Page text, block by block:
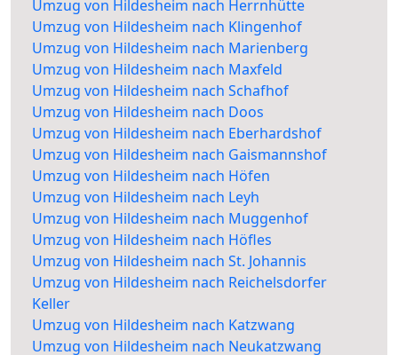
Umzug von Hildesheim nach Herrnhütte
Umzug von Hildesheim nach Klingenhof
Umzug von Hildesheim nach Marienberg
Umzug von Hildesheim nach Maxfeld
Umzug von Hildesheim nach Schafhof
Umzug von Hildesheim nach Doos
Umzug von Hildesheim nach Eberhardshof
Umzug von Hildesheim nach Gaismannshof
Umzug von Hildesheim nach Höfen
Umzug von Hildesheim nach Leyh
Umzug von Hildesheim nach Muggenhof
Umzug von Hildesheim nach Höfles
Umzug von Hildesheim nach St. Johannis
Umzug von Hildesheim nach Reichelsdorfer
Keller
Umzug von Hildesheim nach Katzwang
Umzug von Hildesheim nach Neukatzwang